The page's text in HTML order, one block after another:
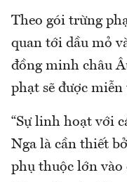
Theo gói trừng
quan tới dầu mỏ
đồng minh châu
phạt sẽ được miễn
“Sự linh hoạt với
Nga là cần thiết
phụ thuộc lớn vào